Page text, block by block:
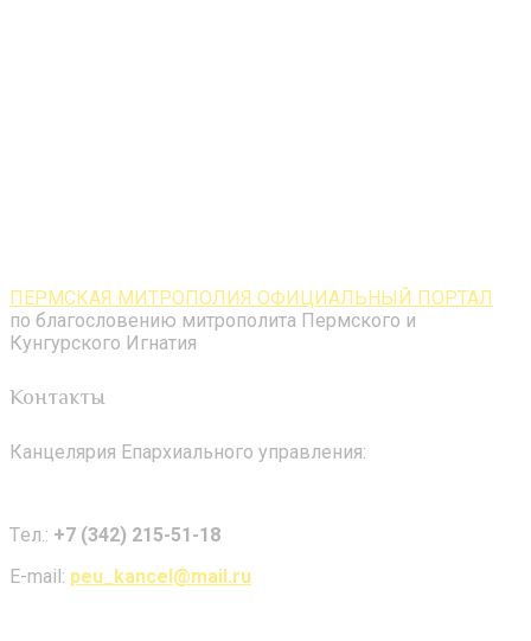
ПЕРМСКАЯ МИТРОПОЛИЯ ОФИЦИАЛЬНЫЙ ПОРТАЛ
по благословению митрополита Пермского и
Кунгурского Игнатия
Контакты
Канцелярия Епархиального управления:
Tел.: +7 (342) 215-51-18
E-mail: peu_kancel@mail.ru